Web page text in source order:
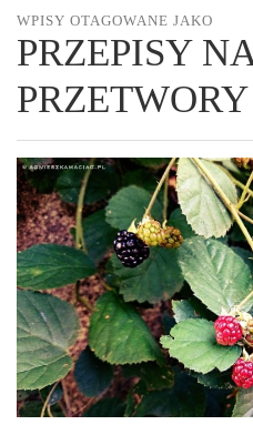
WPISY OTAGOWANE JAKO
PRZEPISY